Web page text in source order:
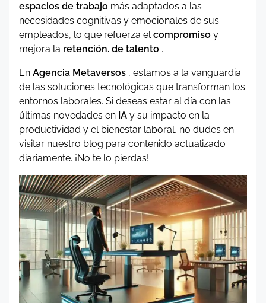
espacios de trabajo más adaptados a las
necesidades cognitivas y emocionales de sus
empleados, lo que refuerza elcompromiso y
mejora la retención. de talento .
En Agencia Metaversos , estamos a la vanguardia
de las soluciones tecnológicas que transforman los
entornos laborales. Si deseas estar al día con las
últimas novedades en IA y su impacto en la
productividad y el bienestar laboral, no dudes en
visitar nuestro blog para contenido actualizado
diariamente. ¡No te lo pierdas!